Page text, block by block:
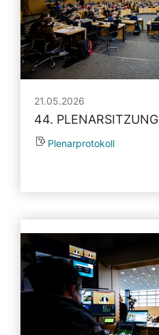
21.05.2026
44. PLENARSITZUNG
Plenarprotokoll